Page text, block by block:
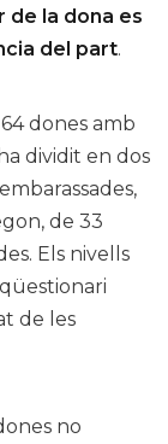
de la dona es
del part.
dones amb
dividit en dos
de 33
Els nivells
de les
no